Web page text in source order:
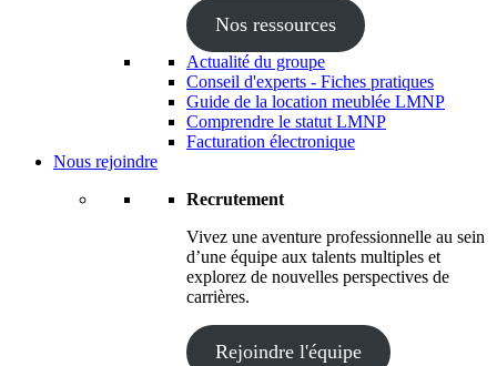
Nos ressources
Actualité du groupe
Conseil d'experts - Fiches pratiques
Guide de la location meublée LMNP
Comprendre le statut LMNP
Facturation électronique
Nous rejoindre
Recrutement
Vivez une aventure professionnelle au sein
d’une équipe aux talents multiples et
explorez de nouvelles perspectives de
carrières.
Rejoindre l'équipe